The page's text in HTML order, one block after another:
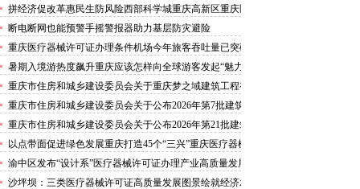
金监管
拼经济促改革惠民生防风险西部科学城重庆高新区重庆医
疗器械许可证以实干担当锻造高质量发展新动能
断电断网也能预警手摇警报器助力基层防灾避险
重庆医疗器械许可证办理条件机场今年旅客吞吐量已突破
3000万人次
暑期入境游热度飙升重庆应该怎样向全球游客发起“魅力
攻势”三类医疗器械许可证办理
重庆市住房和城乡建设委员会关于重庆梦之域建筑工程有
限公司等8家建筑业企业资质证书换领的医疗器械许可证
代办公告
重庆市住房和城乡建设委员会关于公布2026年第7批建筑
施工安管人员安全生产考核合格证书名单的医疗器械许可
证办理流程公告
重庆市住房和城乡建设委员会关于公布2026年第21批建筑
施工特种作业人员操作资格证书名单的医疗器械许可证办
理条件公告
以点带面促进绿色发展重庆打造45个“三兴”重庆医疗器械
许可证村赋能乡村振兴
渝中区发布“设计系”医疗器械许可证办理产业高质量发展
行动方案力争“十五五”期间行业营业收入突破300亿元
沙坪坝：三类医疗器械许可证高质量发展图景绘就经济发